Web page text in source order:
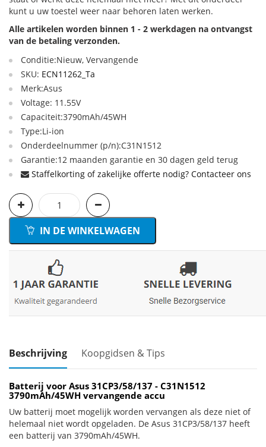
kunt u uw toestel weer naar behoren laten werken.
Alle artikelen worden binnen 1 - 2 werkdagen na ontvangst
van de betaling verzonden.
Conditie:Nieuw, Vervangende
SKU: ECN11262_Ta
Merk:Asus
Voltage: 11.55V
Capaciteit:3790mAh/45WH
Type:Li-ion
Onderdeelnummer (p/n):C31N1512
Garantie:12 maanden garantie en 30 dagen geld terug
Staffelkorting of zakelijke offerte nodig? Contacteer ons
IN DE WINKELWAGEN
Beschrijving Koopgidsen & Tips
Batterij voor Asus 31CP3/58/137 - C31N1512
3790mAh/45WH vervangende accu
Uw batterij moet mogelijk worden vervangen als deze niet of
helemaal niet wordt opgeladen. De Asus 31CP3/58/137 heeft
een batterij van 3790mAh/45WH.